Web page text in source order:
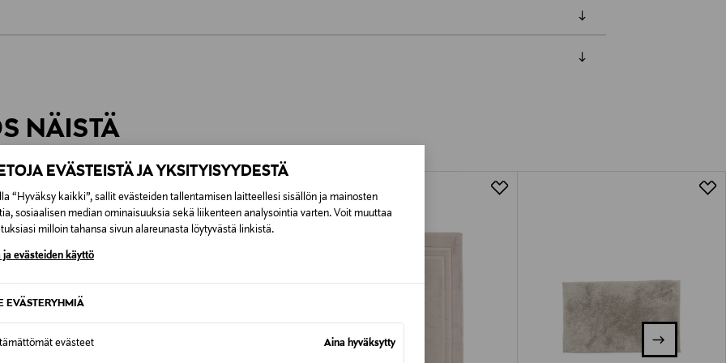
EVÄSTEISTÄ JA YKSITYISYYDESTÄ
“Hyväksy kaikki”, sallit evästeiden tallentamisen laitteellesi sisällön ja mainosten
sosiaalisen median ominaisuuksia sekä liikenteen analysointia varten. Voit muuttaa
milloin tahansa sivun alareunasta löytyvästä linkistä.
ja evästeiden käyttö
EVÄSTERYHMIÄ
evästeet Aina hyväksytty
Alk. 6,90 €, kun toimitus on saatavilla valittuun osoitteeseen.
NÄISTÄ